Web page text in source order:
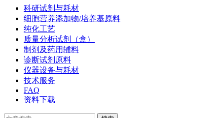
科研试剂与耗材
细胞营养添加物/培养基原料
纯化工艺
质量分析试剂（盒）
制剂及药用辅料
诊断试剂原料
仪器设备与耗材
技术服务
FAQ
资料下载